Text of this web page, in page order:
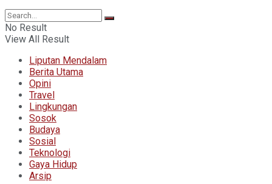
No Result
View All Result
Liputan Mendalam
Berita Utama
Opini
Travel
Lingkungan
Sosok
Budaya
Sosial
Teknologi
Gaya Hidup
Arsip